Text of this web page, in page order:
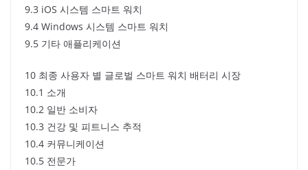
9.3 iOS 시스템 스마트 워치
9.4 Windows 시스템 스마트 워치
9.5 기타 애플리케이션
10 최종 사용자 별 글로벌 스마트 워치 배터리 시장
10.1 소개
10.2 일반 소비자
10.3 건강 및 피트니스 추적
10.4 커뮤니케이션
10.5 전문가